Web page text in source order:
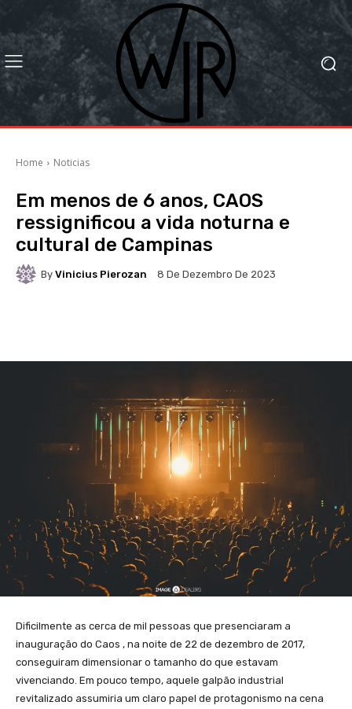
Home Noticias
Em menos de 6 anos, CAOS
ressignificou a vida noturna e
cultural de Campinas
By Vinicius Pierozan 8 De Dezembro De 2023
Dificilmente as cerca de mil pessoas que presenciaram a
inauguração do Caos , na noite de 22 de dezembro de 2017,
conseguiram dimensionar o tamanho do que estavam
vivenciando. Em pouco tempo, aquele galpão industrial
revitalizado assumiria um claro papel de protagonismo na cena